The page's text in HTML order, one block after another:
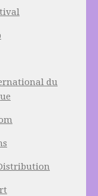
du